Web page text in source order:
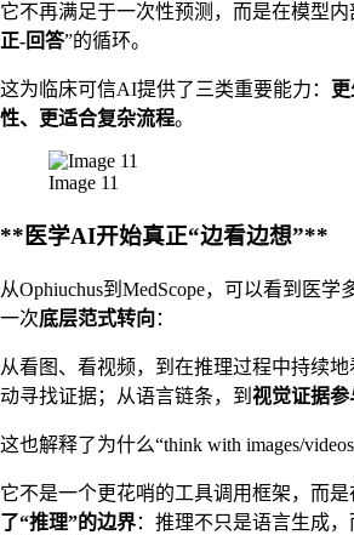
它不再满足于一次性预测，而是在模型内
正-回答”的循环。
这为临床可信AI提供了三类重要能力：
性、更适合复杂流程。
Image 11
**医学AI开始真正“边看边想”**
从Ophiuchus到MedScope，可以看到医
一次底层范式转向 ：
从看图、看视频，到在推理过程中持续
动寻找证据；从语言链条，到 视觉证据
这也解释了为什么“think with images/
它不是一个更花哨的工具调用框架，而
了“推理”的边界：推理不只是语言生成